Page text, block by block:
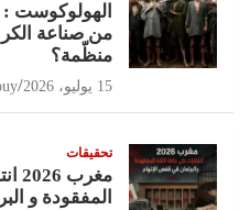
الهولوكوست :
من صناعة
منظّمة؟
15 يوليو، 2026
تحقيقات
المفقودة و